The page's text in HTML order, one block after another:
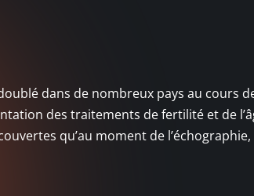
dans de nombreux pays au cours
des traitements de fertilité et de
qu’au moment de